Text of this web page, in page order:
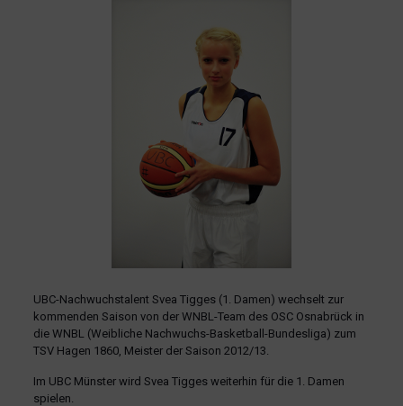
UBC-Nachwuchstalent Svea Tigges (1. Damen) wechselt zur
kommenden Saison von der WNBL-Team des OSC Osnabrück in
die WNBL (Weibliche Nachwuchs-Basketball-Bundesliga) zum
TSV Hagen 1860, Meister der Saison 2012/13.
Im UBC Münster wird Svea Tigges weiterhin für die 1. Damen
spielen.